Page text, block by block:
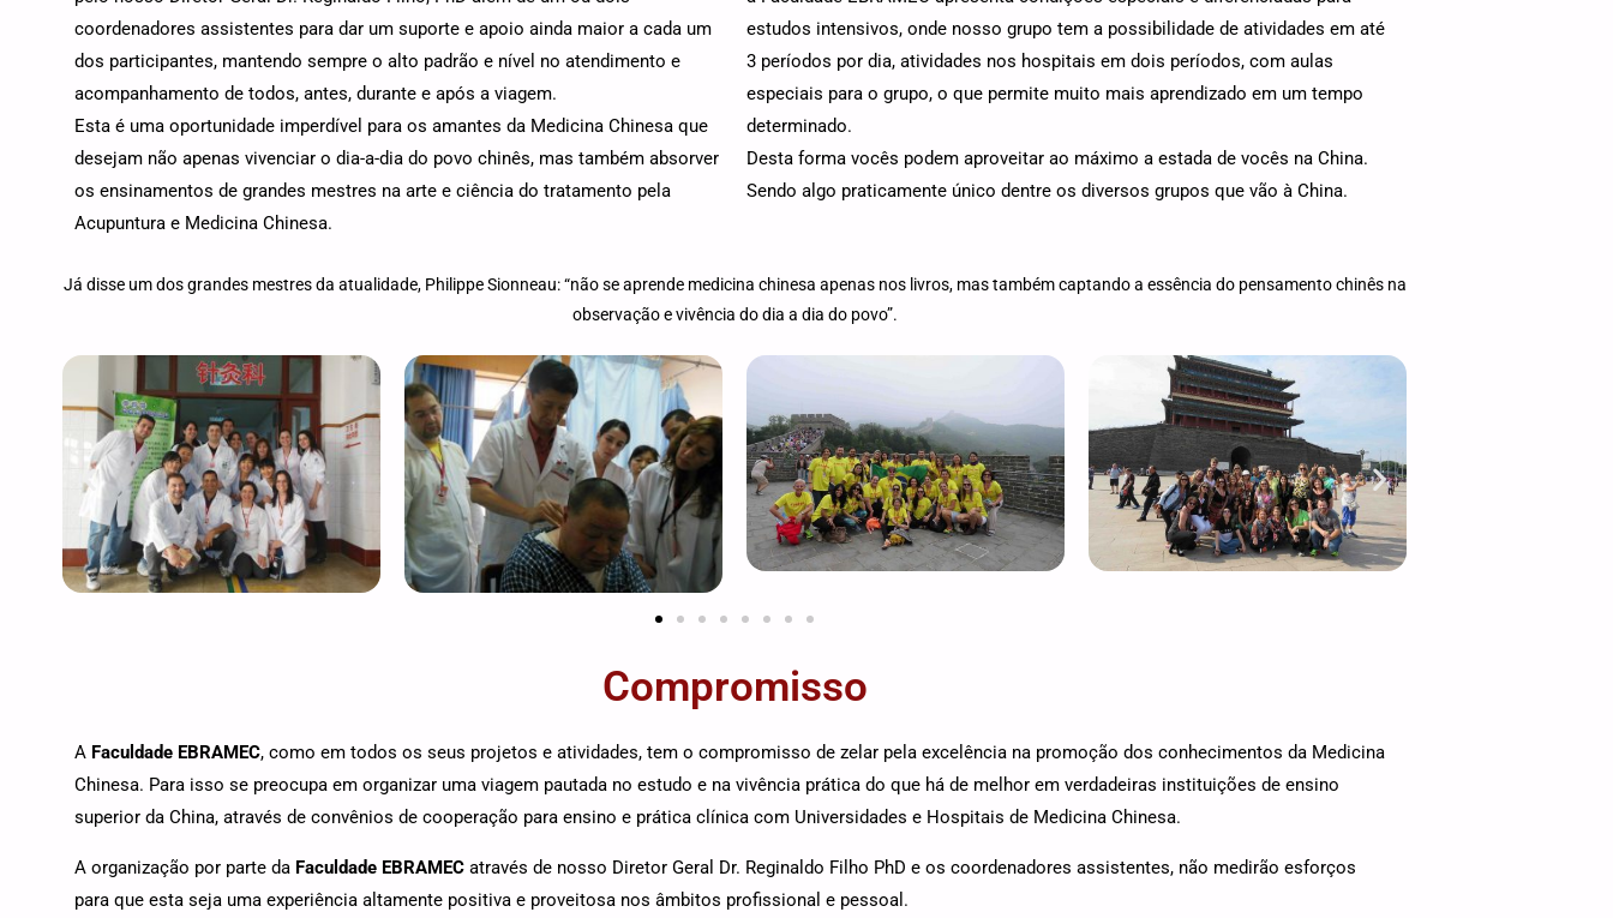
coordenadores assistentes para dar um suporte e apoio ainda maior a cada um
dos participantes, mantendo sempre o alto padrão e nível no atendimento e
acompanhamento de todos, antes, durante e após a viagem.
Esta é uma oportunidade imperdível para os amantes da Medicina Chinesa que
desejam não apenas vivenciar o dia-a-dia do povo chinês, mas também absorver
os ensinamentos de grandes mestres na arte e ciência do tratamento pela
Acupuntura e Medicina Chinesa.
estudos intensivos, onde nosso grupo tem a possibilidade de atividades em até
3 períodos por dia, atividades nos hospitais em dois períodos, com aulas
especiais para o grupo, o que permite muito mais aprendizado em um tempo
determinado.
Desta forma vocês podem aproveitar ao máximo a estada de vocês na China.
Sendo algo praticamente único dentre os diversos grupos que vão à China.
Já disse um dos grandes mestres da atualidade, Philippe Sionneau: “não se aprende medicina chinesa apenas nos livros, mas também captando a essência do pensamento chinês na
observação e vivência do dia a dia do povo”.
Compromisso
A Faculdade EBRAMEC, como em todos os seus projetos e atividades, tem o compromisso de zelar pela excelência na promoção dos conhecimentos da Medicina
Chinesa. Para isso se preocupa em organizar uma viagem pautada no estudo e na vivência prática do que há de melhor em verdadeiras instituições de ensino
superior da China, através de convênios de cooperação para ensino e prática clínica com Universidades e Hospitais de Medicina Chinesa.
A organização por parte da Faculdade EBRAMEC através de nosso Diretor Geral Dr. Reginaldo Filho PhD e os coordenadores assistentes, não medirão esforços
para que esta seja uma experiência altamente positiva e proveitosa nos âmbitos profissional e pessoal.